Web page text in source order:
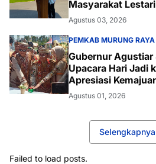
Masyarakat
Agustus 03, 2026
PEMKAB MURUNG RAYA
Gubernur Agustiar
Upacara Hari Jadi
Apresiasi
Hebat
Agustus 01, 2026
Selengkapnya
Failed to load posts.